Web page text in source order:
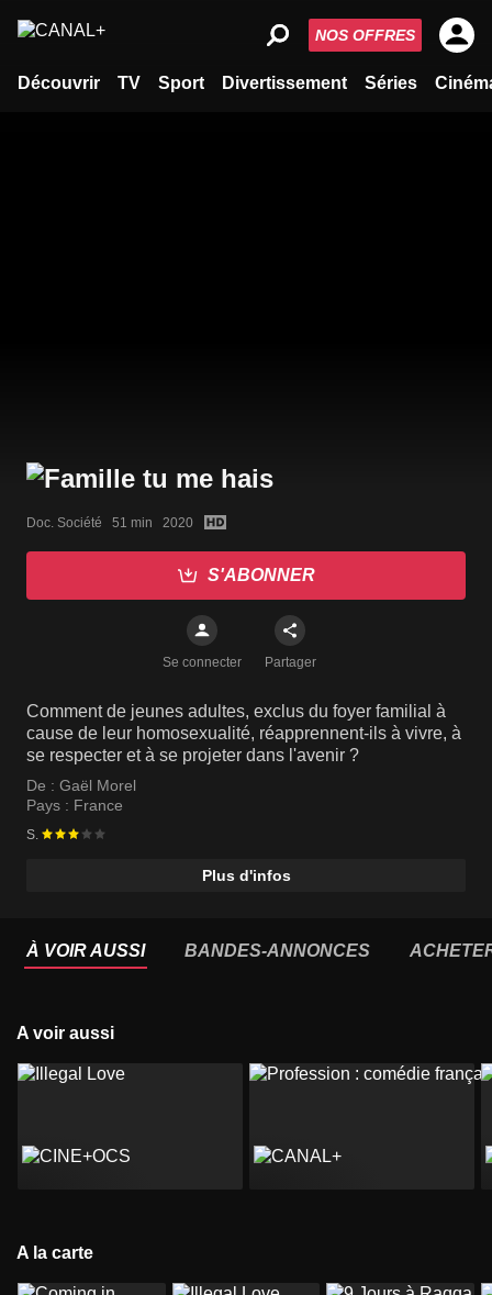
Découvrir TV Sport Divertissement Séries
NOS OFFRES
Doc. Société   51 min   2020
S'ABONNER
Se connecter Partager
Comment de jeunes adultes, exclus du foyer familial à
cause de leur homosexualité, réapprennent-ils à vivre, à
se respecter et à se projeter dans l'avenir ?
De : Gaël Morel
Pays : France
S.
Plus d'infos
À VOIR AUSSI BANDES-ANNONCES
A voir aussi
A la carte